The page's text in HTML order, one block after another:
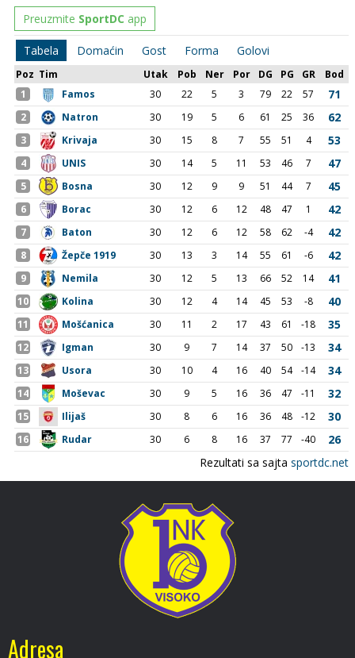
Adresa